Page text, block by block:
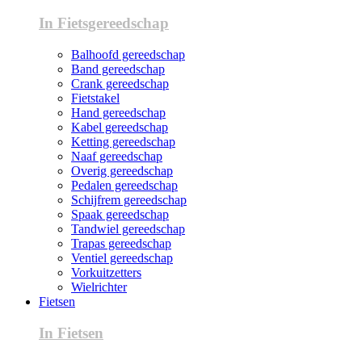
In Fietsgereedschap
Balhoofd gereedschap
Band gereedschap
Crank gereedschap
Fietstakel
Hand gereedschap
Kabel gereedschap
Ketting gereedschap
Naaf gereedschap
Overig gereedschap
Pedalen gereedschap
Schijfrem gereedschap
Spaak gereedschap
Tandwiel gereedschap
Trapas gereedschap
Ventiel gereedschap
Vorkuitzetters
Wielrichter
Fietsen
In Fietsen